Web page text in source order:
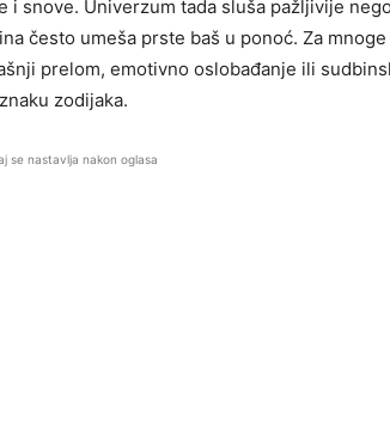
i snove. Univerzum tada sluša pažljivije
često umeša prste baš u ponoć. Za
prelom, emotivno oslobađanje ili
zodijaka.
se nastavlja nakon oglasa